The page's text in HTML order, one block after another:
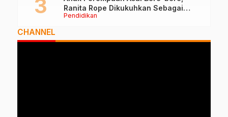
Pendidikan
Ranita Rope Dikukuhkan Sebagai
Guru Besar dan Rektor Ummu
CHANNEL